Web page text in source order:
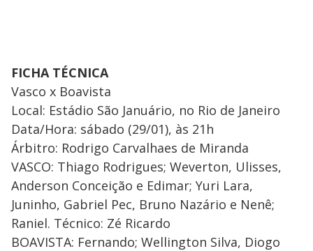
FICHA TÉCNICA
Vasco x Boavista
Local: Estádio São Januário, no Rio de Janeiro
Data/Hora: sábado (29/01), às 21h
Árbitro: Rodrigo Carvalhaes de Miranda
VASCO: Thiago Rodrigues; Weverton, Ulisses,
Anderson Conceição e Edimar; Yuri Lara,
Juninho, Gabriel Pec, Bruno Nazário e Nenê;
Raniel. Técnico: Zé Ricardo
BOAVISTA: Fernando; Wellington Silva, Diogo